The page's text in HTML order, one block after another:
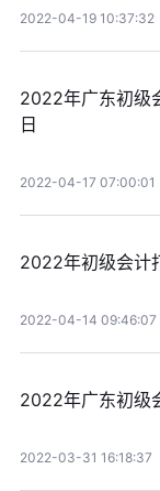
2022-04-19 10:37:32
2022年广东初级
日
2022-04-17 07:00:01
2022年初级会计
2022-04-14 09:46:07
2022年广东初级
2022-03-31 16:18:37